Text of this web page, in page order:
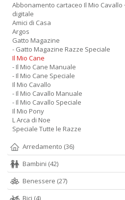
Abbonamento cartaceo Il Mio Cavallo
digitale
Amici di Casa
Argos
Gatto Magazine
- Gatto Magazine Razze Speciale
Il Mio Cane
- Il Mio Cane Manuale
- Il Mio Cane Speciale
Il Mio Cavallo
- Il Mio Cavallo Manuale
- Il Mio Cavallo Speciale
Il Mio Pony
L Arca di Noe
Speciale Tutte le Razze
Arredamento (36)
Bambini (42)
Benessere (27)
Bici (4)